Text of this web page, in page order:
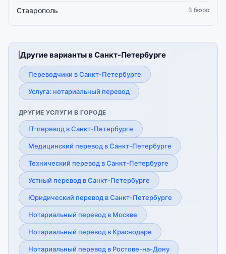
Ставрополь 3 бюро
Другие варианты в Санкт-Петербурге
Переводчики в Санкт-Петербурге
Услуга: нотариальный перевод
ДРУГИЕ УСЛУГИ В ГОРОДЕ
IT-перевод в Санкт-Петербурге
Медицинский перевод в Санкт-Петербурге
Технический перевод в Санкт-Петербурге
Устный перевод в Санкт-Петербурге
Юридический перевод в Санкт-Петербурге
Нотариальный перевод в Москве
Нотариальный перевод в Краснодаре
Нотариальный перевод в Ростове-на-Дону